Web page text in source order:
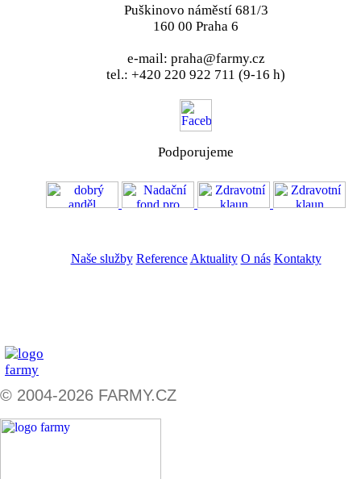
Puškinovo náměstí 681/3
160 00 Praha 6
e-mail: praha@farmy.cz
tel.: +420 220 922 711 (9-16 h)
Podporujeme
Naše služby Reference Aktuality O nás Kontakty
© 2004-2026 FARMY.CZ